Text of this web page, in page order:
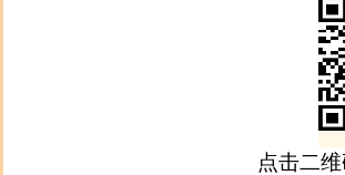
点击二